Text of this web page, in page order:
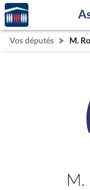
Aller au contenu
Aller en bas de la
Accèder
à la
page
d'accueil
Vos députés
M.